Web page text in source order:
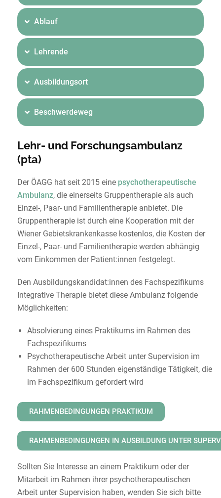
Ablauf
Lehrende
Ausbildungsort
Beschwerdeweg
Lehr- und Forschungsambulanz
(pta)
Der ÖAGG hat seit 2015 eine psychotherapeutische
Ambulanz, die einerseits Gruppentherapie als auch
Einzel-, Paar- und Familientherapie anbietet. Die
Gruppentherapie ist durch eine Kooperation mit der
Wiener Gebietskrankenkasse kostenlos, die Kosten der
Einzel-, Paar- und Familientherapie werden abhängig
vom Einkommen der Patient:innen festgelegt.
Den Ausbildungskandidat:innen des Fachspezifikums
Integrative Therapie bietet diese Ambulanz folgende
Möglichkeiten:
Absolvierung eines Praktikums im Rahmen des
Fachspezifikums
Psychotherapeutische Arbeit unter Supervision im
Rahmen der 600 Stunden eigenständige Tätigkeit, die
im Fachspezifikum gefordert wird
RAHMENBEDINGUNGEN PRAKTIKUM
RAHMENBEDINGUNGEN IN AUSBILDUNG UNTER
Sollten Sie Interesse an einem Praktikum oder der
Mitarbeit im Rahmen ihrer psychotherapeutischen
Arbeit unter Supervision haben, wenden Sie sich bitte